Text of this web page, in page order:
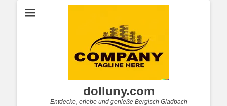
dolluny.com
Entdecke, erlebe und genieße Bergisch Gladbach